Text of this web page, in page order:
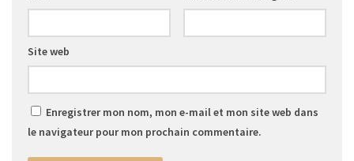
Site web
Enregistrer mon nom, mon e-mail et mon site web dans
le navigateur pour mon prochain commentaire.